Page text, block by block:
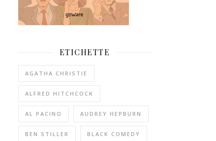
ETICHETTE
AGATHA CHRISTIE
ALFRED HITCHCOCK
AL PACINO AUDREY HEPBURN
BEN STILLER BLACK COMEDY